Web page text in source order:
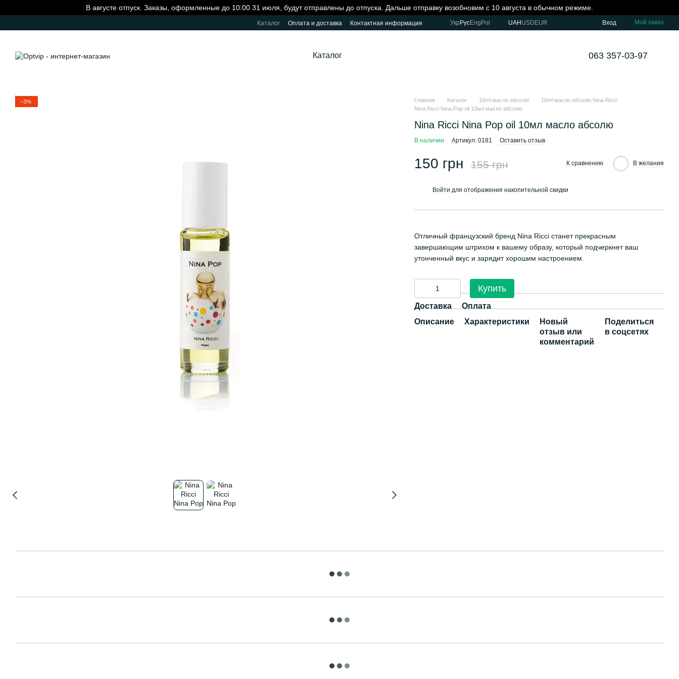
Перейти к основному контентуВ августе отпуск. Заказы, оформленные до 10:00 31 июля, будут отправлены до отпуска. Дальше отправку возобновим с 10 августа в обычном режиме.
Каталог Оплата и доставка Контактная информация Укр РусEng Pol UAH USD EUR Вход Мой заказ
Каталог 063 357-03-97
−3% Главная Каталог 10ml масло абсолю
10ml масло абсолю Nina Ricci
Nina Ricci Nina Pop oil 10мл масло абсолю
Nina Ricci Nina Pop oil 10мл масло абсолю
В наличии Артикул: 0181 Оставить отзыв
150 грн 155 грн К сравнению В желания
Войти для отображения накопительной скидки
Отличный французский бренд Nina Ricci станет прекрасным
завершающим штрихом к вашему образу, который подчеркнет ваш
утонченный вкус и зарядит хорошим настроением.
Купить
Доставка
Оплата
Описание
Характеристики
Новый
отзыв или
комментарий
Поделиться
в соцсетях